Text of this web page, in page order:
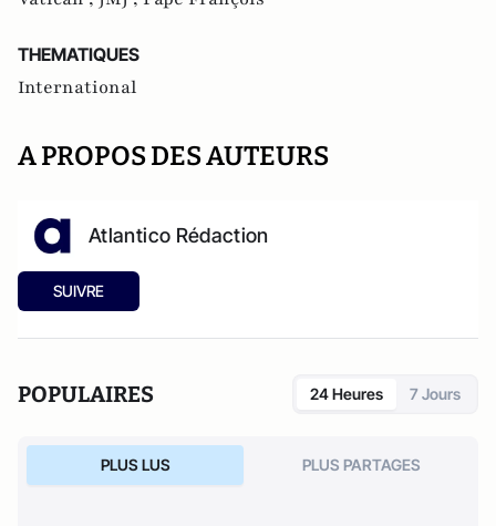
THEMATIQUES
International
A PROPOS DES AUTEURS
Atlantico Rédaction
SUIVRE
POPULAIRES 24 Heures 7 Jours
PLUS LUS PLUS PARTAGES